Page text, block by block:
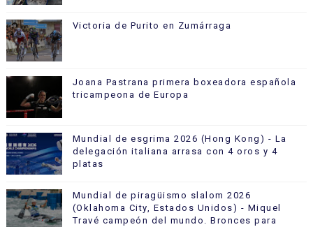
Victoria de Purito en Zumárraga
Joana Pastrana primera boxeadora española
tricampeona de Europa
Mundial de esgrima 2026 (Hong Kong) - La
delegación italiana arrasa con 4 oros y 4
platas
Mundial de piragüismo slalom 2026
(Oklahoma City, Estados Unidos) - Miquel
Travé campeón del mundo. Bronces para